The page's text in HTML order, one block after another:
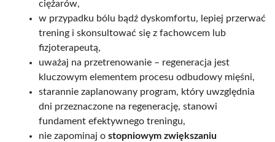
ciężarów,
w przypadku bólu bądź dyskomfortu, lepiej przerwać
trening i skonsultować się z fachowcem lub
fizjoterapeutą,
uważaj na przetrenowanie – regeneracja jest
kluczowym elementem procesu odbudowy mięśni,
starannie zaplanowany program, który uwzględnia
dni przeznaczone na regenerację, stanowi
fundament efektywnego treningu,
nie zapominaj o stopniowym zwiększaniu